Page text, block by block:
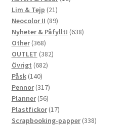
Lim & Tejp 2121
produkter
Neocolor II 8989
produkter
Nyheter & Påfyllt! 638638
Other 368368
produkter
OUTLET 382382
Övrigt 682682
Påsk 140140
produkter
Pennor 317317
produkter
Planner 5656
produkter
Plastfickor 1717
produkter
Scrapbooking-papper 338338